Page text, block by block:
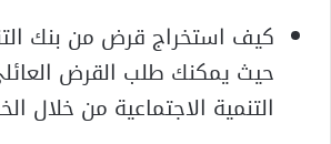
كيف استخراج قرض من بنك
حيث يمكنك طلب القرض
التنمية الاجتماعية من خلال